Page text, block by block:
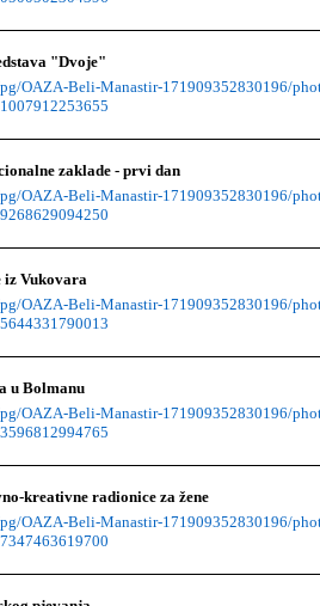
"Dvoje"
OAZA-Beli-Manastir-171909352830196/
zaklade - prvi dan
OAZA-Beli-Manastir-171909352830196/
iz Vukovara
OAZA-Beli-Manastir-171909352830196/
u Bolmanu
OAZA-Beli-Manastir-171909352830196/
kreativne radionice za žene
OAZA-Beli-Manastir-171909352830196/